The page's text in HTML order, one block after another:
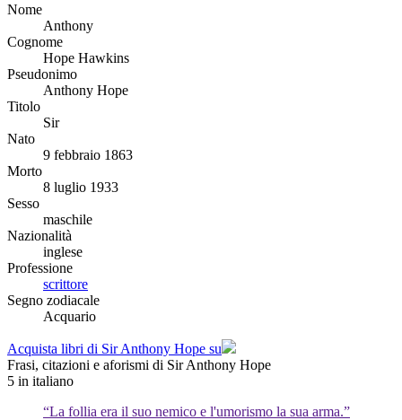
Nome
Anthony
Cognome
Hope Hawkins
Pseudonimo
Anthony Hope
Titolo
Sir
Nato
9 febbraio 1863
Morto
8 luglio 1933
Sesso
maschile
Nazionalità
inglese
Professione
scrittore
Segno zodiacale
Acquario
Acquista libri di Sir Anthony Hope su
Frasi, citazioni e aforismi di Sir Anthony Hope
5 in italiano
“La follia era il suo nemico e l'umorismo la sua arma.”